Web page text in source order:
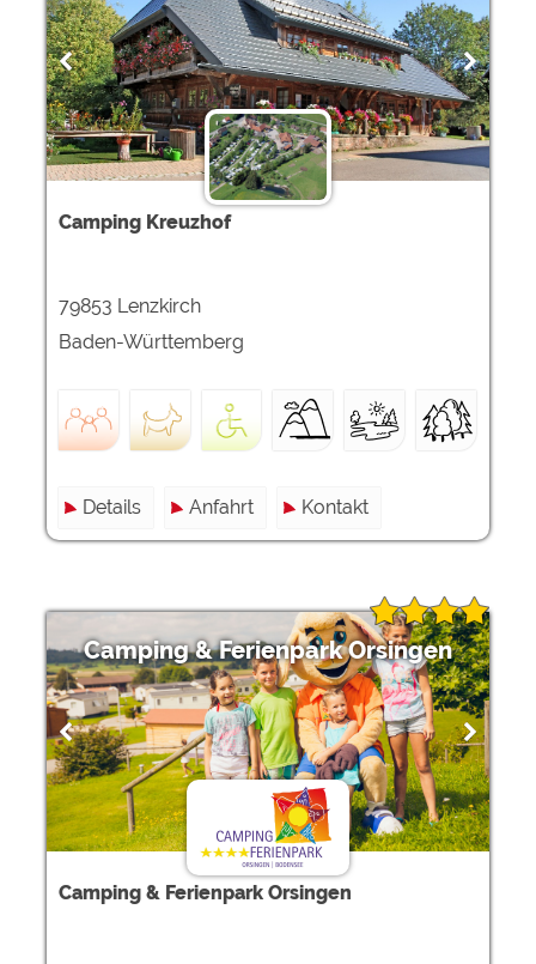
Camping Kreuzhof
79853 Lenzkirch
Baden-Württemberg
Details Anfahrt Kontakt
Camping & Ferienpark Orsingen
Camping & Ferienpark Orsingen